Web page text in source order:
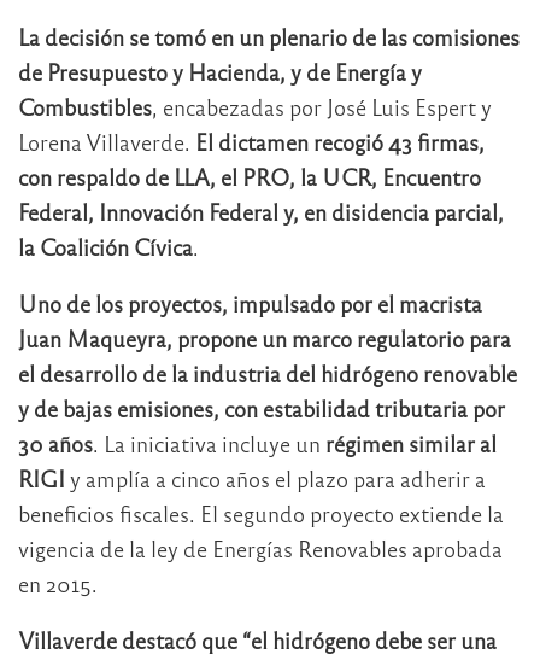
La decisión se tomó en un plenario de las comisiones
de Presupuesto y Hacienda, y de Energía y
Combustibles, encabezadas por José Luis Espert y
Lorena Villaverde. El dictamen recogió 43 firmas,
con respaldo de LLA, el PRO, la UCR, Encuentro
Federal, Innovación Federal y, en disidencia parcial,
la Coalición Cívica.
Uno de los proyectos, impulsado por el macrista
Juan Maqueyra, propone un marco regulatorio para
el desarrollo de la industria del hidrógeno renovable
y de bajas emisiones, con estabilidad tributaria por
30 años. La iniciativa incluye un régimen similar al
RIGI y amplía a cinco años el plazo para adherir a
beneficios fiscales. El segundo proyecto extiende la
vigencia de la ley de Energías Renovables aprobada
en 2015.
Villaverde destacó que “el hidrógeno debe ser una